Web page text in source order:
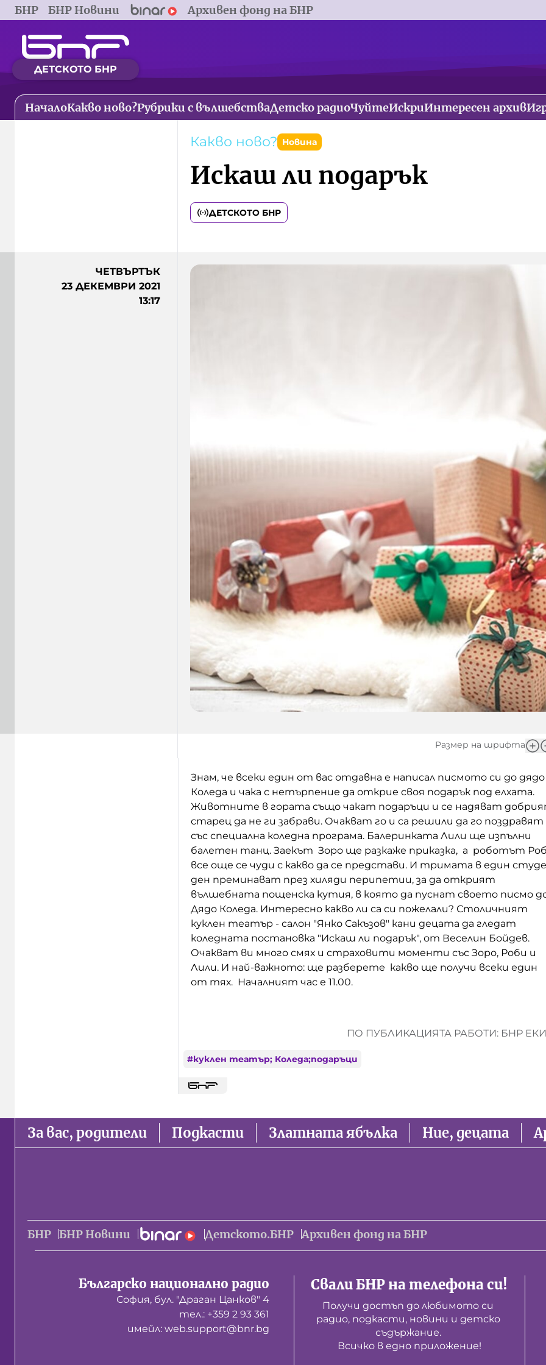
БНР БНР Новини Архивен фонд на БНР
ДЕТСКОТО БНР
НачалоКакво ново?Рубрики с вълшебстваДетско радиоЧуйтеИскриИнтересен архив
Какво ново? Новина
Искаш ли подарък
ДЕТСКОТО БНР
ЧЕТВЪРТЪК
23 ДЕКЕМВРИ 2021
13:17
Размер на шрифта
Знам, че всеки един от вас отдавна е написал писмото си до дядо
Коледа и чака с нетърпение да открие своя подарък под елхата.
Животните в гората също чакат подаръци и се надяват
старец да не ги забрави. Очакват го и са решили да го поздравят
със специална коледна програма. Балеринката Лили ще изпълни
балетен танц. Заекът Зоро ще разкаже приказка, а роботът
все още се чуди с какво да се представи. И тримата в един
ден преминават през хиляди перипетии, за да открият
вълшебната пощенска кутия, в която да пуснат своето писмо
Дядо Коледа. Интересно какво ли са си пожелали? Столичният
куклен театър - салон "Янко Сакъзов" кани децата да гледат
коледната постановка "Искаш ли подарък", от Веселин Бойдев.
Очакват ви много смях и страховити моменти със Зоро, Роби и
Лили. И най-важното: ще разберете какво ще получи всеки един
от тях. Началният час е 11.00.
ПО ПУБЛИКАЦИЯТА РАБОТИ: БНР
#куклен театър; Коледа;подаръци
За вас, родители Подкасти Златната ябълка Ние, децата
БНР БНР Новини Детското.БНР Архивен фонд на БНР
Българско национално радио
София, бул. "Драган Цанков" 4
тел.: +359 2 93 361
имейл: web.support@bnr.bg
Свали БНР на телефона си!
Получи достъп до любимото си
радио, подкасти, новини и детско
съдържание.
Всичко в едно приложение!